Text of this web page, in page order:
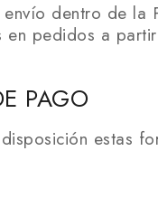
dentro de la
en pedidos a
PAGO
estas